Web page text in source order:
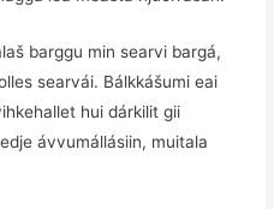
barggu min searvi bargá,
searvái. Bálkkášumi eai
hui dárkilit gii
ávvumállásiin, muitala